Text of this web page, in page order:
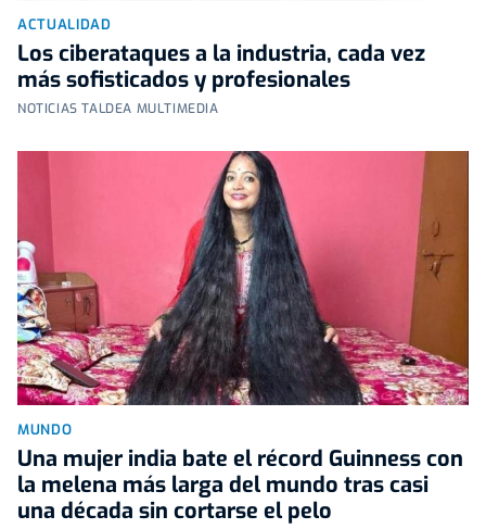
ACTUALIDAD
Los ciberataques a la industria, cada vez
más sofisticados y profesionales
NOTICIAS TALDEA MULTIMEDIA
MUNDO
Una mujer india bate el récord Guinness con
la melena más larga del mundo tras casi
una década sin cortarse el pelo